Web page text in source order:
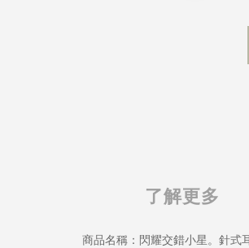
了解更多
商品名稱：閃耀交錯小星。針式